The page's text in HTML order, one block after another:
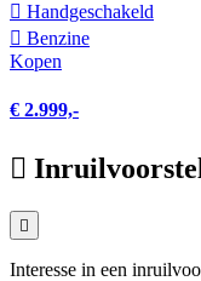
Hand­geschakeld
Benzine
Kopen
€ 2.999,-
Interesse in een